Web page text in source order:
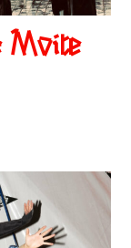
Moite